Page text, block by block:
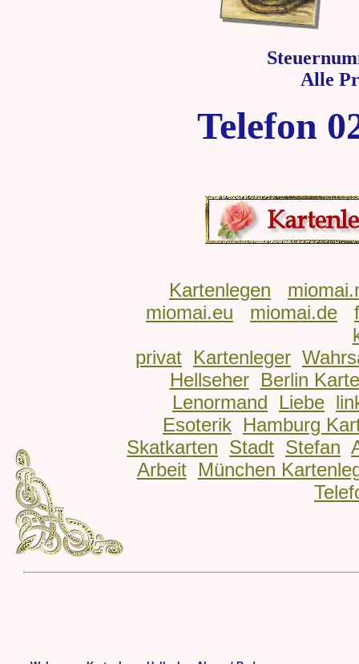
Alle
Telefon
Kartenlegen
miomai.eu
miomai.de
privat Kartenleger
Hellseher
Berlin
Lenormand
Liebe
Esoterik Hamburg
Skatkarten Stadt Stefan
Arbeit
München